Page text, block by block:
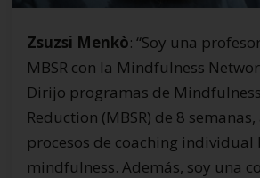
Zsuzsi Menkò: “Soy una
MBSR con la Mindfulness
Dirijo programas de
Reduction (MBSR) de 8
procesos de coaching individual
mindfulness. Además, soy una